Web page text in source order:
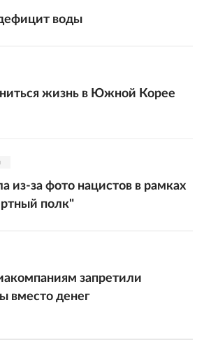
воды
жизнь в Южной Корее
из-за фото нацистов в рамках
полк"
запретили
вместо денег